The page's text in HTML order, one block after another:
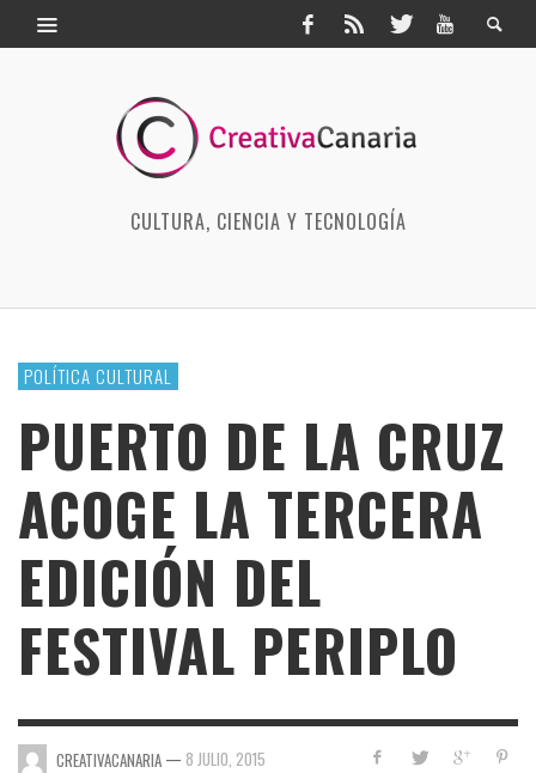
CULTURA, CIENCIA Y TECNOLOGÍA
POLÍTICA CULTURAL
PUERTO DE LA CRUZ
ACOGE LA TERCERA
EDICIÓN DEL
FESTIVAL PERIPLO
CREATIVACANARIA — 8 JULIO, 2015